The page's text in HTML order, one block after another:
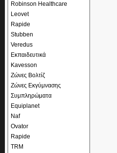
Robinson Healthcare
Leovet
Rapide
Stubben
Veredus
Εκπαιδευτικά
Kavesson
Ζώνες Βολτίζ
Ζώνες Εκγύμνασης
Συμπληρώματα
Equiplanet
Naf
Ovator
Rapide
TRM